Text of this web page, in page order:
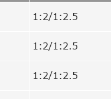
1:2/1:2.5
1:2/1:2.5
1:2/1:2.5